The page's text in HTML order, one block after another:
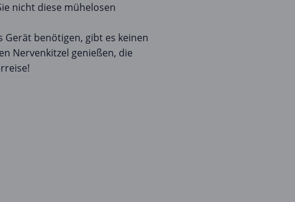
nicht diese mühelosen
Gerät benötigen, gibt es keinen
Nervenkitzel genießen, die